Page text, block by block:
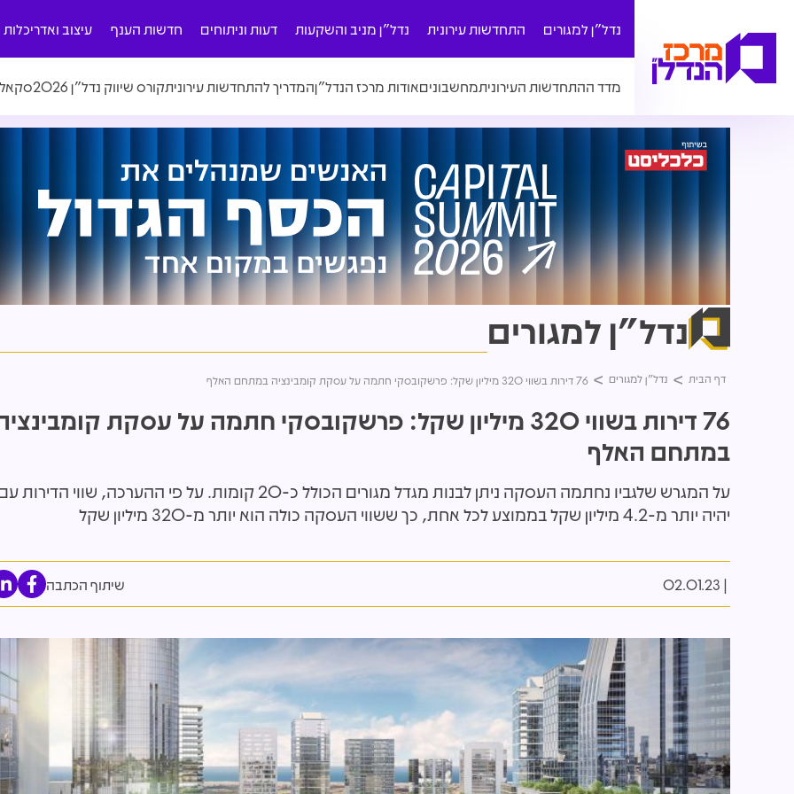
נדל"ן למגורים התחדשות עירונית נדל"ן מניב והשקעות דעות וניתוחים חדשות הענף עיצוב ואדריכלות
מדד ההתחדשות העירוניתמחשבוניםאודות מרכז הנדל"ןהמדריך להתחדשות עירוניתקורס שיווק נדל"ן 2026
נדל"ן למגורים
דף הבית נדל"ן למגורים 76 דירות בשווי 320 מיליון שקל: פרשקובסקי חתמה על עסקת קומבינציה במתחם האלף
76 דירות בשווי 320 מיליון שקל: פרשקובסקי חתמה על עסקת
במתחם האלף
על המגרש שלגביו נחתמה העסקה ניתן לבנות מגדל מגורים הכולל כ-20 קומות. על פי
יהיה יותר מ-4.2 מיליון שקל בממוצע לכל אחת, כך ששווי העסקה כולה הוא יותר מ-320 מיליון שקל
02.01.23 שיתוף הכתבה